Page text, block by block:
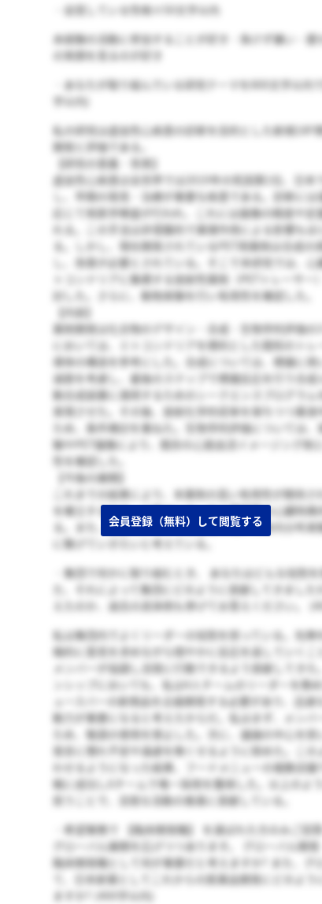
・自覚している性格※50文字以内
未経験の活動に参加することが好き・負けず嫌い・臆
の笑顔を見るのが好き
・あなたが取り組んでいる研究テーマを800文字以内
字以内)
私の研究は虚血性心疾患の診断を目的とした新規18F
開発と評価である。
【研究の意義・背景】
虚血性心疾患は全世界では2019年の死因第1位、日本
し、早期の発見・治療が重要な疾患である。診断には
応じて核医学検査が行われ、これには画像の精度や定
れる。この手法は非侵襲的で薬理作用による影響も
る。しかし、現在開発されているPET用薬剤は合成の
し、改善が必要とされている。そこで本研究では、心
トコンドリアに集積する放射性薬剤（PETトレーサ
討した。さらに、動物実験を行い有用性を確認した。
【内容】
薬剤開発は化合物のデザイン・合成・生物学的評価の
においては、ミトコンドリアを標的とした既知のト
導体の構造を参考にした。合成については、標識に用
減衰を考慮し、最後のステップで標識反応を行う合
動合成装置に適用するためのシークエンスプログラム
実現させた。その後、放射化学的収率を保ちつつ薬液
ため、条件検討を重ねた。生物学的評価については
験やPET撮像により、既存の心筋血流イメージング剤
性を確認した。
【今後の展開】
これまでの結果により、本薬剤の高い有用性が期待
を確立するため、心筋マーカーや心電図等の心臓特
る。また、病態モデルや中型動物を用いて体内分布
に繋げていきたいと考えている。
・集団で何かに取り組むとき、 あなたはどんな役割
た、それによって集団にどのように貢献してきまし
えたのか、過去の具体例も挙げてお答えください。
私は集団内でよくリーダーの役割を担っている。先
極的に意見を求めながら穏やかに反応を返していく
メンバーが協調し活発に行動できるよう貢献してきた
ンシップにおいても、私は4人チームのリーダーを務
ュースバーの新商品を企画開発する必要があり、迅速
動力が重要になると考えたからだ。私はまず、メンバ
ため、敬語の使用を禁止した。次に、議論の中心を担
発言に慣れ不安や遠慮を無くせるように努めた。この
わせるようになった結果、フードメニューの複数店
戦に成功し6チームで唯一採用を獲得した。以上のよ
担うことで、活発な活動の推進に貢献している。
・希望業務で 【臨床開発職】 を選ばれた方のみご回
グローバル展開を広げつつあります。 グローバル開
臨床開発職として何が重要だと考えますか? また、グ
て、日本新薬としてこれからの医薬品開発にどのよう
ますか? (400字以内)
会員登録（無料）して閲覧する